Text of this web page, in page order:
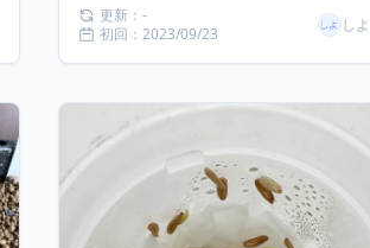
更新：-
初回：2023/09/23
しよ